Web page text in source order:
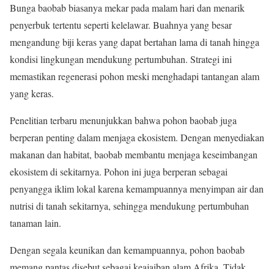
Bunga baobab biasanya mekar pada malam hari dan menarik
penyerbuk tertentu seperti kelelawar. Buahnya yang besar
mengandung biji keras yang dapat bertahan lama di tanah hingga
kondisi lingkungan mendukung pertumbuhan. Strategi ini
memastikan regenerasi pohon meski menghadapi tantangan alam
yang keras.
Penelitian terbaru menunjukkan bahwa pohon baobab juga
berperan penting dalam menjaga ekosistem. Dengan menyediakan
makanan dan habitat, baobab membantu menjaga keseimbangan
ekosistem di sekitarnya. Pohon ini juga berperan sebagai
penyangga iklim lokal karena kemampuannya menyimpan air dan
nutrisi di tanah sekitarnya, sehingga mendukung pertumbuhan
tanaman lain.
Dengan segala keunikan dan kemampuannya, pohon baobab